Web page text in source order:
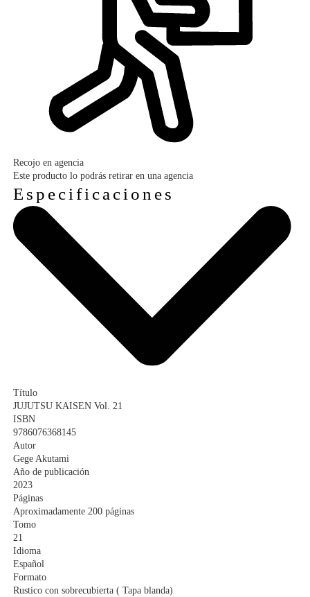
Recojo en agencia
Este producto lo podrás retirar en una agencia
Especificaciones
Título
JUJUTSU KAISEN Vol. 21
ISBN
9786076368145
Autor
Gege Akutami
Año de publicación
2023
Páginas
Aproximadamente 200 páginas
Tomo
21
Idioma
Español
Formato
Rustico con sobrecubierta ( Tapa blanda)